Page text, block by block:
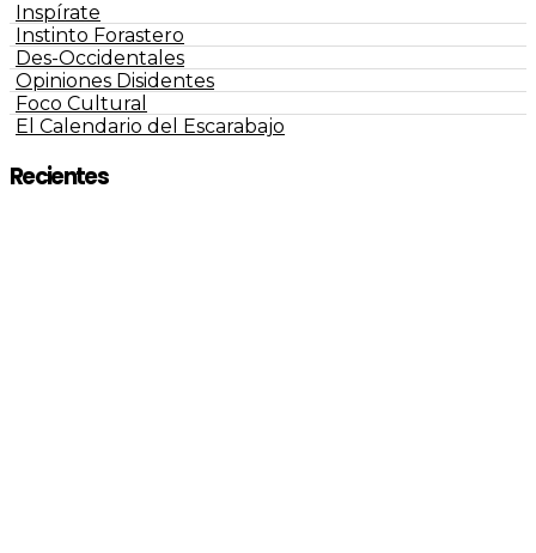
Inspírate
Instinto Forastero
Des-Occidentales
Opiniones Disidentes
Foco Cultural
El Calendario del Escarabajo
Recientes